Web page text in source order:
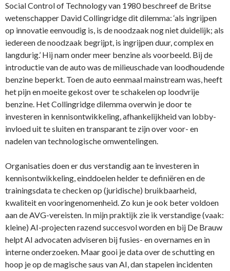
Social Control of Technology van 1980 beschreef de Britse
wetenschapper David Collingridge dit dilemma: ‘als ingrijpen
op innovatie eenvoudig is, is de noodzaak nog niet duidelijk; als
iedereen de noodzaak begrijpt, is ingrijpen duur, complex en
langdurig.’ Hij nam onder meer benzine als voorbeeld. Bij de
introductie van de auto was de milieuschade van loodhoudende
benzine beperkt. Toen de auto eenmaal mainstream was, heeft
het pijn en moeite gekost over te schakelen op loodvrije
benzine. Het Collingridge dilemma overwin je door te
investeren in kennisontwikkeling, afhankelijkheid van lobby-
invloed uit te sluiten en transparant te zijn over voor- en
nadelen van technologische omwentelingen.
Organisaties doen er dus verstandig aan te investeren in
kennisontwikkeling, einddoelen helder te definiëren en de
trainingsdata te checken op (juridische) bruikbaarheid,
kwaliteit en vooringenomenheid. Zo kun je ook beter voldoen
aan de AVG-vereisten. In mijn praktijk zie ik verstandige (vaak:
kleine) AI-projecten razend succesvol worden en bij De Brauw
helpt AI advocaten adviseren bij fusies- en overnames en in
interne onderzoeken. Maar gooi je data over de schutting en
hoop je op de magische saus van AI, dan stapelen incidenten